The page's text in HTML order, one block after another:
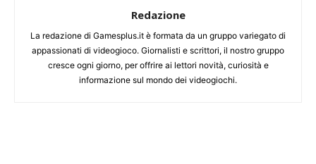
Redazione
La redazione di Gamesplus.it è formata da un gruppo variegato di
appassionati di videogioco. Giornalisti e scrittori, il nostro gruppo
cresce ogni giorno, per offrire ai lettori novità, curiosità e
informazione sul mondo dei videogiochi.